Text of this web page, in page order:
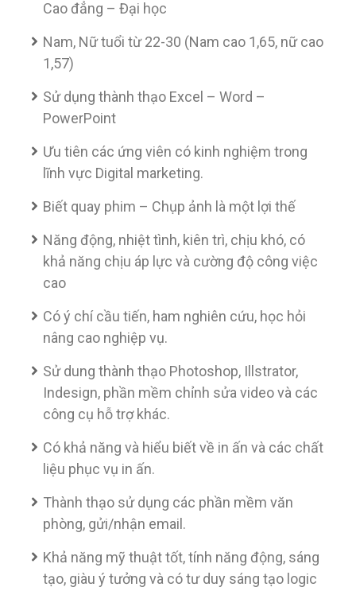
Cao đẳng – Đại học
Nam, Nữ tuổi từ 22-30 (Nam cao 1,65, nữ cao
1,57)
Sử dụng thành thạo Excel – Word –
PowerPoint
Ưu tiên các ứng viên có kinh nghiệm trong
lĩnh vực Digital marketing.
Biết quay phim – Chụp ảnh là một lợi thế
Năng động, nhiệt tình, kiên trì, chịu khó, có
khả năng chịu áp lực và cường độ công việc
cao
Có ý chí cầu tiến, ham nghiên cứu, học hỏi
nâng cao nghiệp vụ.
Sử dung thành thạo Photoshop, Illstrator,
Indesign, phần mềm chỉnh sửa video và các
công cụ hỗ trợ khác.
Có khả năng và hiểu biết về in ấn và các chất
liệu phục vụ in ấn.
Thành thạo sử dụng các phần mềm văn
phòng, gửi/nhận email.
Khả năng mỹ thuật tốt, tính năng động, sáng
tạo, giàu ý tưởng và có tư duy sáng tạo logic